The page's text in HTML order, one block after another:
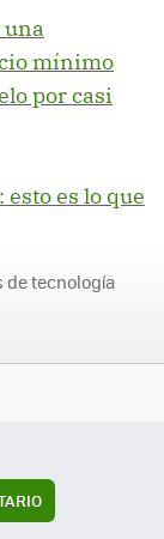
mínimo
por casi
es lo que
de tecnología